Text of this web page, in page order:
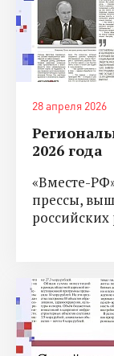
28 апреля 2026
2026 года
«Вместе-
прессы,
российских